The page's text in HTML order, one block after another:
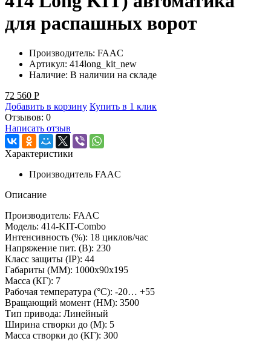
для распашных ворот
Производитель: FAAC
Артикул: 414long_kit_new
Наличие: В наличии на складе
72 560 Р
Добавить в корзину Купить в 1 клик
Отзывов: 0
Написать отзыв
Характеристики
Производитель FAAC
Описание
Производитель: FAAC
Модель: 414-KIT-Combo
Интенсивность (%): 18 циклов/час
Напряжение пит. (B): 230
Класс защиты (IP): 44
Габариты (ММ): 1000x90x195
Масса (КГ): 7
Рабочая температура (°C): -20… +55
Вращающий момент (НМ): 3500
Тип привода: Линейный
Ширина створки до (М): 5
Масса створки до (КГ): 300